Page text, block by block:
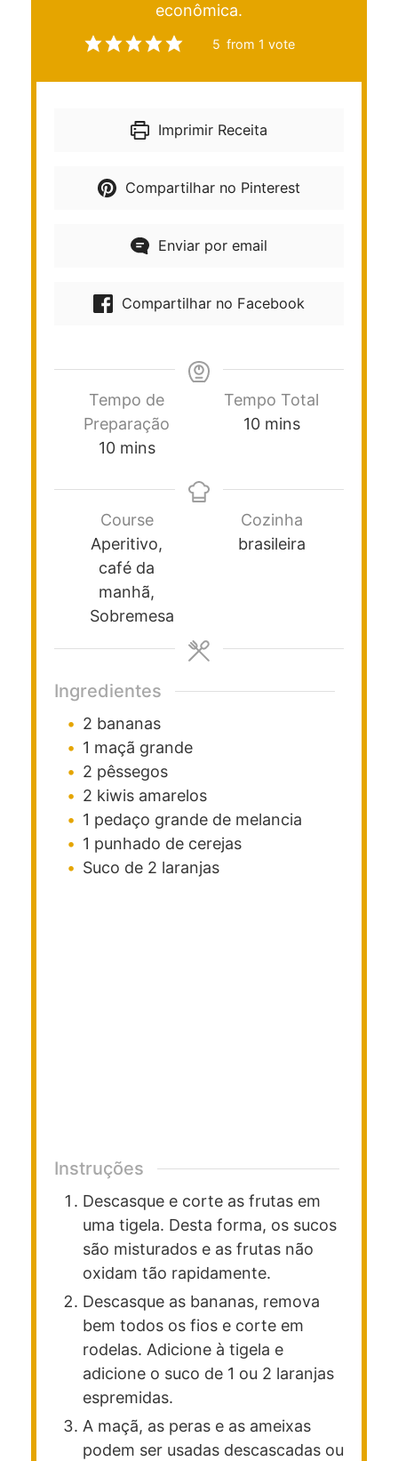
econômica.
5 from 1 vote
Imprimir Receita
Compartilhar no Pinterest
Enviar por email
Compartilhar no Facebook
Tempo de
Preparação
10 mins
Tempo Total
10 mins
Course
Aperitivo,
café da
manhã,
Sobremesa
Cozinha
brasileira
Ingredientes
2 bananas
1 maçã grande
2 pêssegos
2 kiwis amarelos
1 pedaço grande de melancia
1 punhado de cerejas
Suco de 2 laranjas
Instruções
Descasque e corte as frutas em
uma tigela. Desta forma, os sucos
são misturados e as frutas não
oxidam tão rapidamente.
Descasque as bananas, remova
bem todos os fios e corte em
rodelas. Adicione à tigela e
adicione o suco de 1 ou 2 laranjas
espremidas.
A maçã, as peras e as ameixas
podem ser usadas descascadas ou